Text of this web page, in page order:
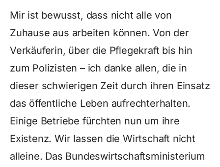
Mir ist bewusst, dass nicht alle von
Zuhause aus arbeiten können. Von der
Verkäuferin, über die Pflegekraft bis hin
zum Polizisten – ich danke allen, die in
dieser schwierigen Zeit durch ihren Einsatz
das öffentliche Leben aufrechterhalten.
Einige Betriebe fürchten nun um ihre
Existenz. Wir lassen die Wirtschaft nicht
alleine. Das Bundeswirtschaftsministerium